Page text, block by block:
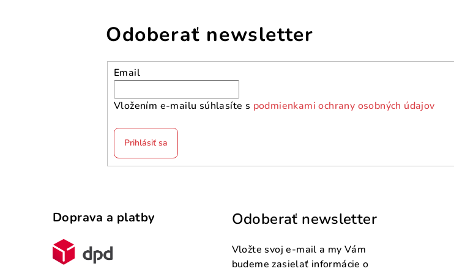
Odoberať newsletter
Email
Vložením e-mailu súhlasíte s podmienkami ochrany osobných údajov
Prihlásiť sa
Doprava a platby Odoberať newsletter
Vložte svoj e-mail a my Vám
budeme zasielať informácie o